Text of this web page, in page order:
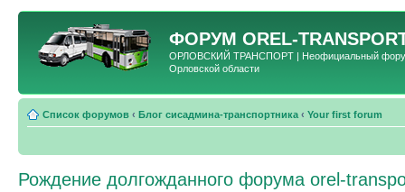
ФОРУМ OREL-
ОРЛОВСКИЙ ТРАНСПОРТ | Неофициальный форум
Орловской области
Список форумов ‹ Блог сисадмина-транспортника ‹ Your first forum
Рождение долгожданного форума orel-